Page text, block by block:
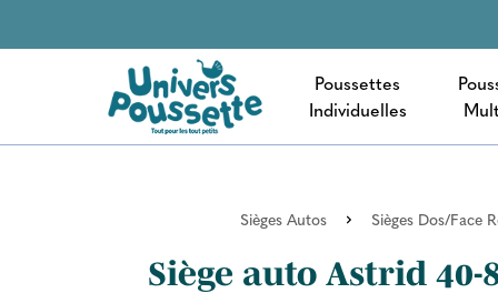
Poussettes
Individuelles
Sièges Autos Sièges Dos/Face
Siège auto Astrid 40-